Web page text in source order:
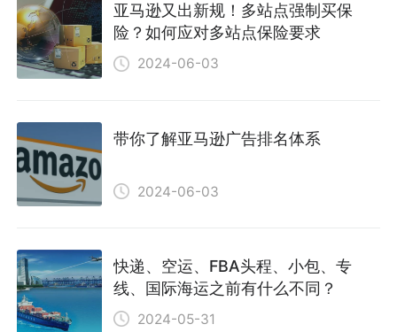
亚马逊又出新规！多站点强制买保
险？如何应对多站点保险要求
2024-06-03
带你了解亚马逊广告排名体系
2024-06-03
快递、空运、FBA头程、小包、专
线、国际海运之前有什么不同？
2024-05-31